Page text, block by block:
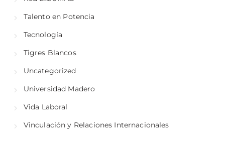
Talento en Potencia
Tecnología
Tigres Blancos
Uncategorized
Universidad Madero
Vida Laboral
Vinculación y Relaciones Internacionales